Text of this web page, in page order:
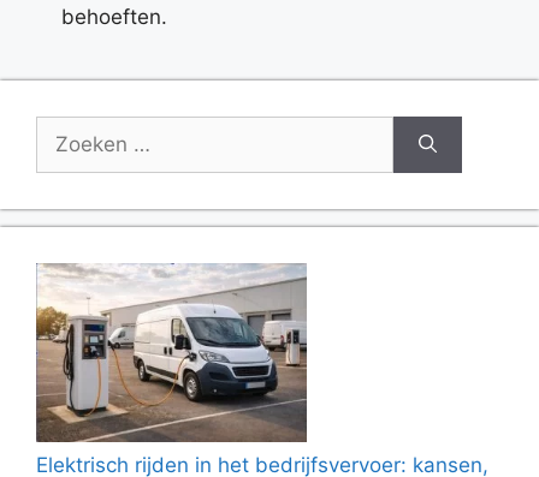
behoeften.
Zoek
Elektrisch rijden in het bedrijfsvervoer: kansen,